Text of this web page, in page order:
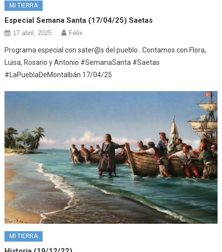
MI TIERRA
Especial Semana Santa (17/04/25) Saetas
17 abril, 2025 Félix
Programa especial con sater@s del pueblo . Contamos con Flora,
Luisa, Rosario y Antonio #SemanaSanta #Saetas
#LaPueblaDeMontalbán 17/04/25
MI TIERRA